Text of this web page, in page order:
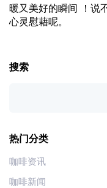
暖又美好的瞬间 ！说
心灵慰藉呢。
搜索
热门分类
咖啡资讯
咖啡新闻